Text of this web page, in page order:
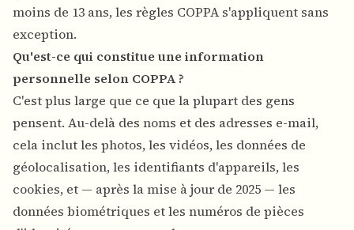
moins de 13 ans, les règles COPPA s'appliquent sans
exception.
Qu'est-ce qui constitue une information
personnelle selon COPPA ?
C'est plus large que ce que la plupart des gens
pensent. Au-delà des noms et des adresses e-mail,
cela inclut les photos, les vidéos, les données de
géolocalisation, les identifiants d'appareils, les
cookies, et — après la mise à jour de 2025 — les
données biométriques et les numéros de pièces